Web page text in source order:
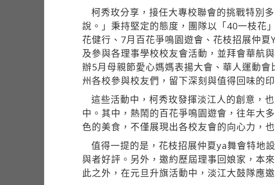
柯秀玫分享，接任大專校聯會的挑戰特別
說。」秉持堅定的態度，團隊以「40一枝花
花健行、7月百花爭鳴園遊會、花枝招展仲
及參與各理事學校校友會活動，並拜會華航
辦5月母親節愛心媽媽表揚大會、華人運動
州各校參與校友們，留下深刻與值得回味的印
這些活動中，柯秀玫發揮淡江人的創意，
中。其中，熱鬧的百花爭鳴園遊會，往年大
色的美食，不僅展現出各校友會的向心力，
值得一提的是，花枝招展仲夏ya舞會特地
與者好評。另外，邀約歷屆理事回娘家，本
此之外，在元旦升旗活動中，淡江大鼓隊應